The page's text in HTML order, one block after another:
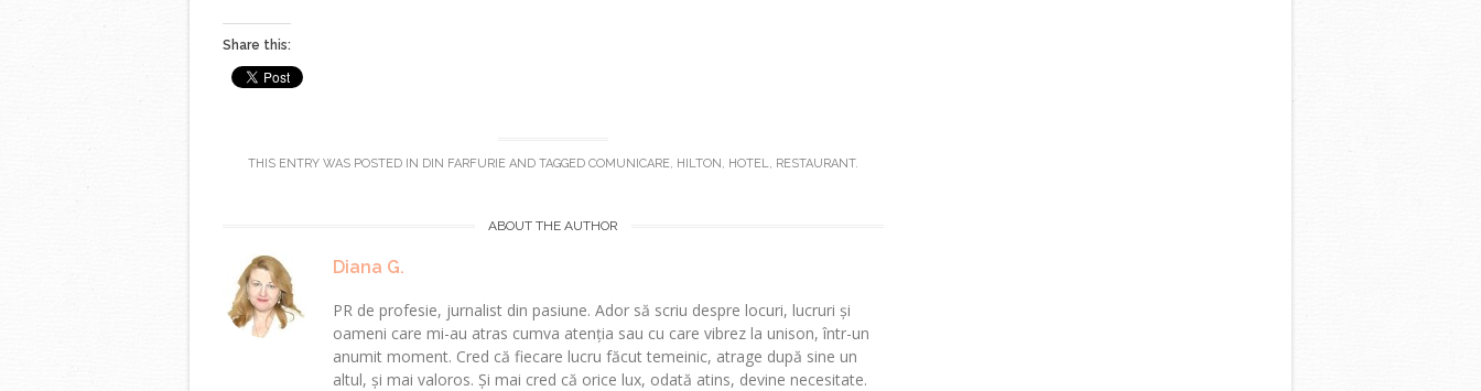
Share this:
THIS ENTRY WAS POSTED IN DIN FARFURIE AND TAGGED COMUNICARE, HILTON , HOTEL, RESTAURANT.
ABOUT THE AUTHOR
Diana G.
PR de profesie, jurnalist din pasiune. Ador să scriu despre locuri, lucruri și
oameni care mi-au atras cumva atenția sau cu care vibrez la unison, într-un
anumit moment. Cred că fiecare lucru făcut temeinic, atrage după sine un
altul, și mai valoros. Și mai cred că orice lux, odată atins, devine necesitate.